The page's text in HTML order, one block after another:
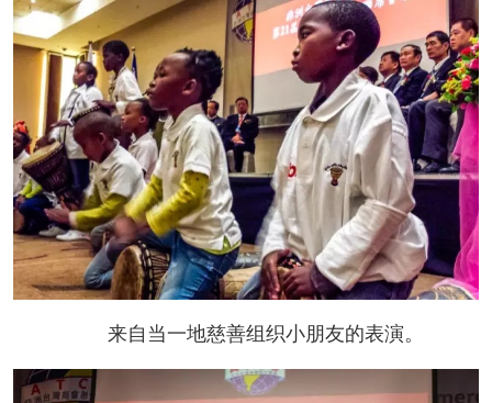
来自当一地慈善组织小朋友的表演。